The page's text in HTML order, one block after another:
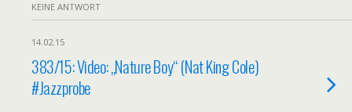
KEINE ANTWORT
14.02.15
383/15: Video: „Nature Boy“ (Nat King Cole)
#Jazzprobe